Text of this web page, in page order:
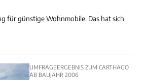
für günstige Wohnmobile. Das hat sich
UMFRAGEERGEBNIS ZUM CARTHAGO
AB BAUJAHR 2006